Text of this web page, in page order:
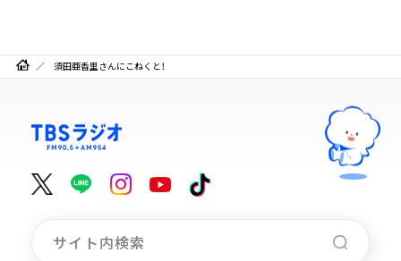
須田亜香里さんにこねくと！